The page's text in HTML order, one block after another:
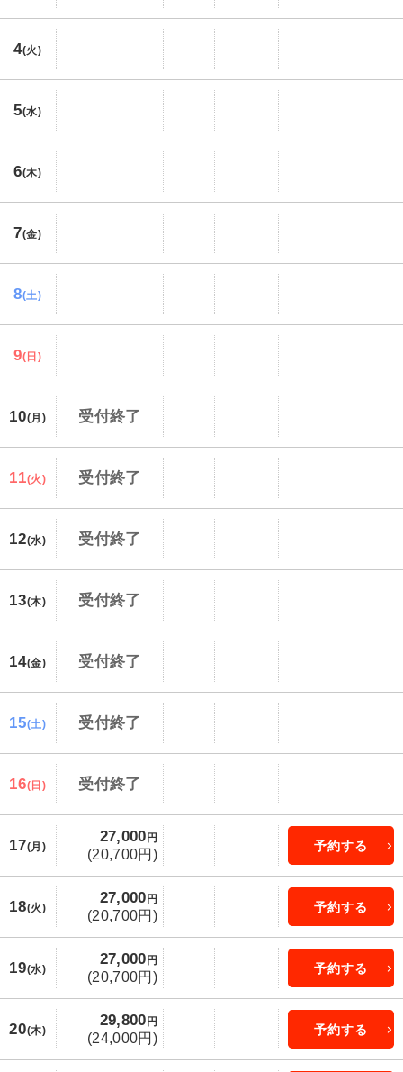
4(火)
5(水)
6(木)
7(金)
8(土)
9(日)
10(月) 受付終了
11(火) 受付終了
12(水) 受付終了
13(木) 受付終了
14(金) 受付終了
15(土) 受付終了
16(日) 受付終了
17(月)
27,000 円
(20,700円)
予約する
18(火)
27,000 円
(20,700円)
予約する
19(水)
27,000 円
(20,700円)
予約する
20(木)
29,800 円
(24,000円)
予約する